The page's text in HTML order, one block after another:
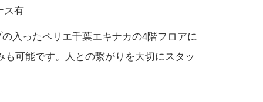
ス有
入ったペリエ千葉エキナカの4階フロアに
可能です。人との繋がりを大切にスタッ